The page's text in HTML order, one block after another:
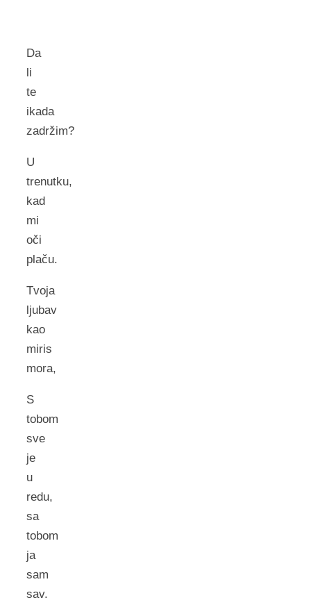
Da
li
te
ikada
zadržim?
U
trenutku,
kad
mi
oči
plaču.
Tvoja
ljubav
kao
miris
mora,
S
tobom
sve
je
u
redu,
sa
tobom
ja
sam
sav.